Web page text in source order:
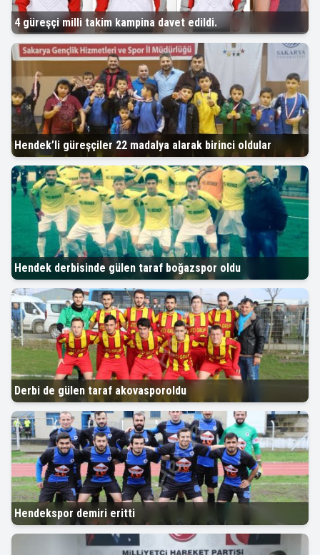
4 güreşçi milli takim kampina davet edildi.
Hendek’li güreşçiler 22 madalya alarak birinci oldular
Hendek derbisinde gülen taraf boğazspor oldu
Derbi de gülen taraf akovasporoldu
Hendekspor demiri eritti